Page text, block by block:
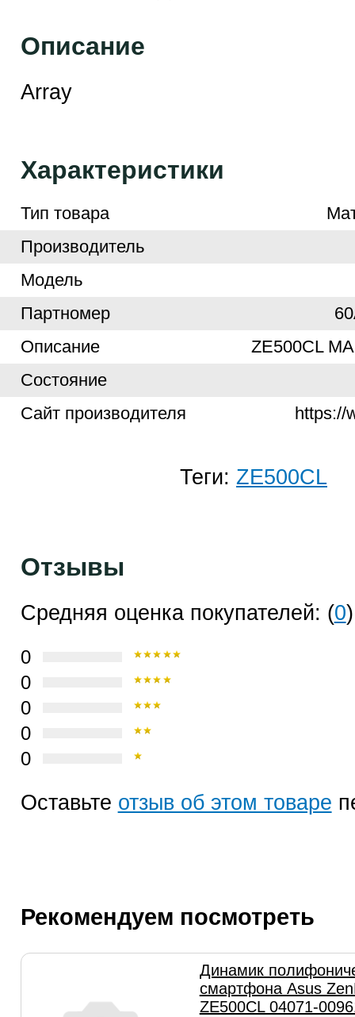
Описание
Array
Характеристики
Тип товара
Производитель
Модель
Партномер
Описание
ZE500CL
Cостояние
Cайт производителя
https://
Теги: ZE500CL
Отзывы
Средняя оценка покупателей: (0)
0
0
0
0
0
Оставьте отзыв об этом товаре
Рекомендуем посмотреть
Динамик
смартфона Asus
ZE500CL 04071-